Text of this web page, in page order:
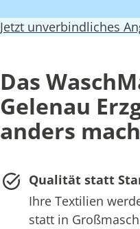
Jetzt unverbindliches
Das
Gelenau
anders
Qualität statt
Ihre Textilien
statt in